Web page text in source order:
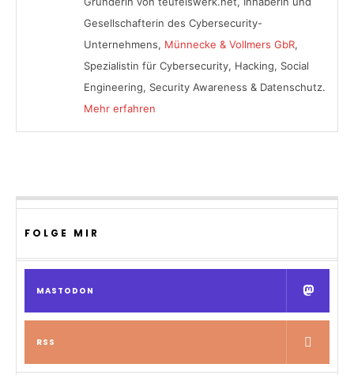
Gesellschafterin des Cybersecurity-
Unternehmens, Münnecke & Vollmers GbR,
Spezialistin für Cybersecurity, Hacking, Social
Engineering, Security Awareness & Datenschutz.
Mehr erfahren
FOLGE MIR
MASTODON
RSS